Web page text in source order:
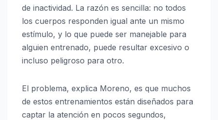
de inactividad. La razón es sencilla: no todos
los cuerpos responden igual ante un mismo
estímulo, y lo que puede ser manejable para
alguien entrenado, puede resultar excesivo o
incluso peligroso para otro.
El problema, explica Moreno, es que muchos
de estos entrenamientos están diseñados para
captar la atención en pocos segundos,